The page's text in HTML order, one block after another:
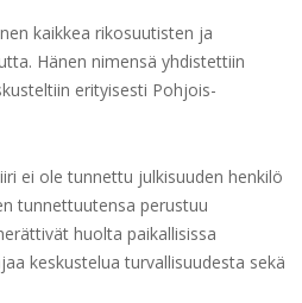
kaikkea rikosuutisten ja
Hänen nimensä yhdistettiin
erityisesti Pohjois-
ei ole tunnettu julkisuuden henkilö
tunnettuutensa perustuu
huolta paikallisissa
keskustelua turvallisuudesta sekä